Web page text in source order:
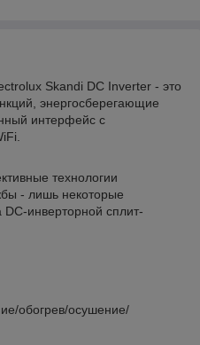
Skandi DC Inverter - это
энергосберегающие
интерфейс с
технологии
- лишь некоторые
инверторной сплит-
обогрев/осушение/